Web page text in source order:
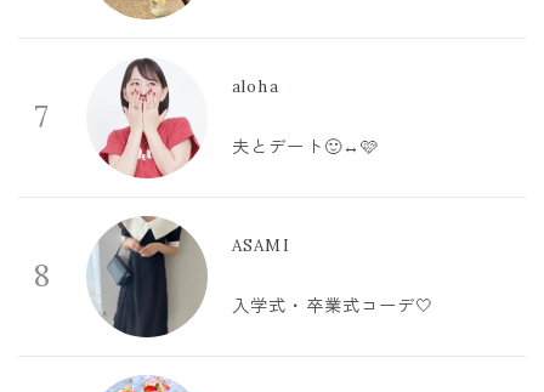
7
aloha
夫とデート🙂‍↔️🩷
8
ASAMI
入学式・卒業式コーデ🤍